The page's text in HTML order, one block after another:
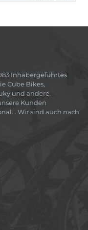
Inhabergeführtes
Cube Bikes,
und andere.
Kunden
. Wir sind auch nach